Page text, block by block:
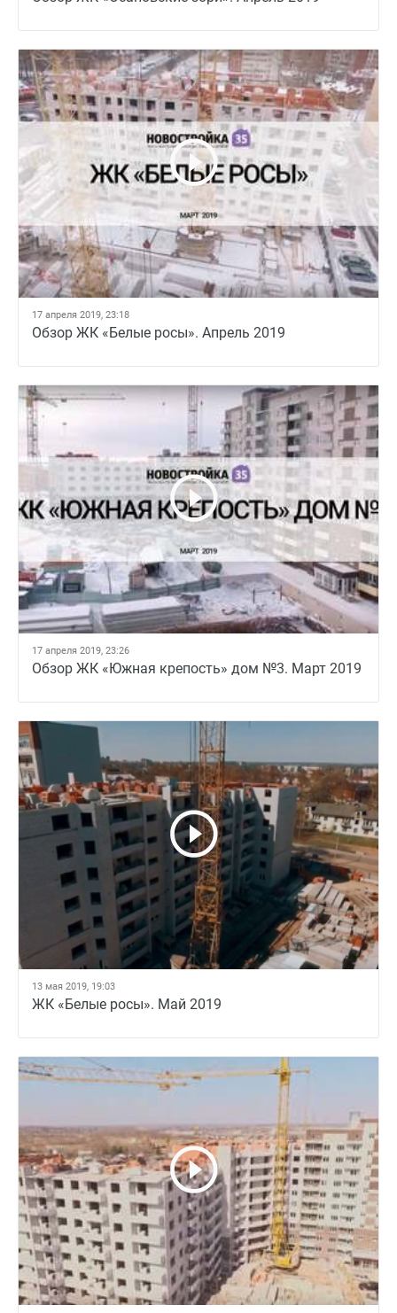
17 апреля 2019, 23:18
Обзор ЖК «Белые росы». Апрель 2019
17 апреля 2019, 23:26
Обзор ЖК «Южная крепость» дом №3. Март 2019
13 мая 2019, 19:03
ЖК «Белые росы». Май 2019